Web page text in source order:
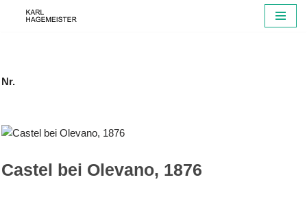
Nr.
Castel bei Olevano, 1876